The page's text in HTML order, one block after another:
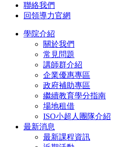
聯絡我們
回領導力官網
學院介紹
關於我們
常見問題
講師群介紹
企業優惠專區
政府補助專區
繼續教育學分指南
場地租借
ISO小超人團隊介紹
最新消息
最新課程資訊